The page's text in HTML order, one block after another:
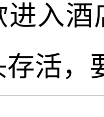
进入
存活，